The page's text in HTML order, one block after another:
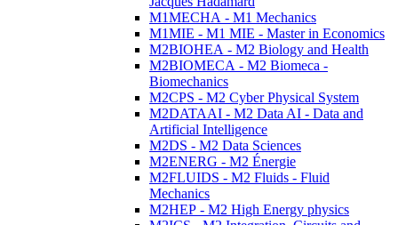
M1MECHA - M1 Mechanics
M1MIE - M1 MIE - Master in Economics
M2BIOHEA - M2 Biology and Health
M2BIOMECA - M2 Biomeca -
Biomechanics
M2CPS - M2 Cyber Physical System
M2DATAAI - M2 Data AI - Data and
Artificial Intelligence
M2DS - M2 Data Sciences
M2ENERG - M2 Énergie
M2FLUIDS - M2 Fluids - Fluid
Mechanics
M2HEP - M2 High Energy physics